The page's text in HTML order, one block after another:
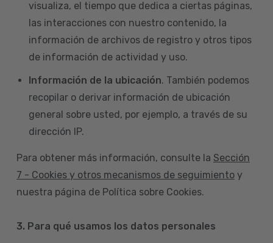
visualiza, el tiempo que dedica a ciertas páginas,
las interacciones con nuestro contenido, la
información de archivos de registro y otros tipos
de información de actividad y uso.
Información de la ubicación. También podemos
recopilar o derivar información de ubicación
general sobre usted, por ejemplo, a través de su
dirección IP.
Para obtener más información, consulte la Sección
7 - Cookies y otros mecanismos de seguimiento y
nuestra página de Política sobre Cookies.
3. Para qué usamos los datos personales